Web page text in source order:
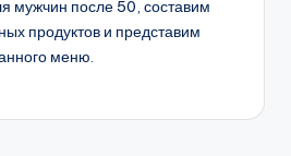
мужчин после 50, составим
продуктов и представим
меню.